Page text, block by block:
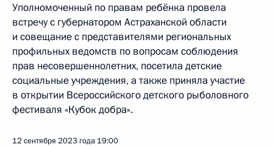
Уполномоченный по правам ребёнка провела
встречу с губернатором Астраханской области
и совещание с представителями региональных
профильных ведомств по вопросам соблюдения
прав несовершеннолетних, посетила детские
социальные учреждения, а также приняла участие
в открытии Всероссийского детского рыболовного
фестиваля «Кубок добра».
12 сентября 2023 года 19:00